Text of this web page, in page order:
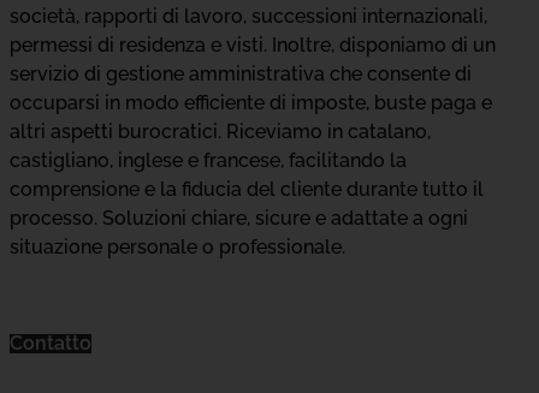
società, rapporti di lavoro, successioni internazionali,
permessi di residenza e visti. Inoltre, disponiamo di un
servizio di gestione amministrativa che consente di
occuparsi in modo efficiente di imposte, buste paga e
altri aspetti burocratici. Riceviamo in catalano,
castigliano, inglese e francese, facilitando la
comprensione e la fiducia del cliente durante tutto il
processo. Soluzioni chiare, sicure e adattate a ogni
situazione personale o professionale.
Contatto